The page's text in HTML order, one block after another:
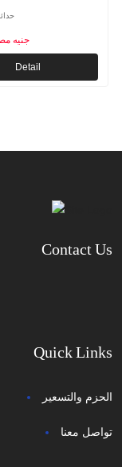
120.0
Detail
Contact Us
Quick Links
الحزم والتسعير
تواصل معنا